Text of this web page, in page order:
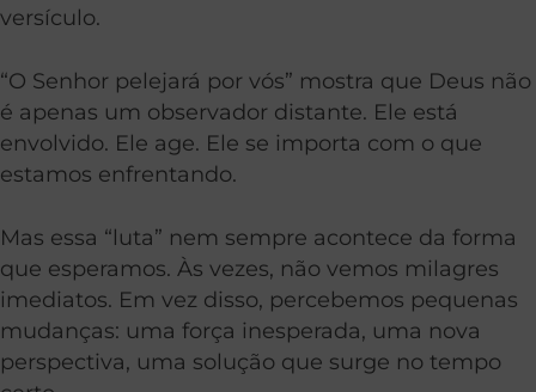
versículo.
“O Senhor pelejará por vós” mostra que Deus não
é apenas um observador distante. Ele está
envolvido. Ele age. Ele se importa com o que
estamos enfrentando.
Mas essa “luta” nem sempre acontece da forma
que esperamos. Às vezes, não vemos milagres
imediatos. Em vez disso, percebemos pequenas
mudanças: uma força inesperada, uma nova
perspectiva, uma solução que surge no tempo